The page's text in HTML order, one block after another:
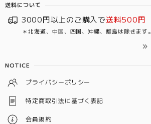
送料について
3000円以上のご購入で送料500円
＊北海道、中国、四国、沖縄、離島は除きます。
NOTICE
プライバシーポリシー
特定商取引法に基づく表記
会員規約